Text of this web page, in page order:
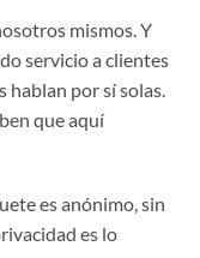
mismos. Y
servicio a clientes
hablan por sí solas.
que aquí
es anónimo, sin
es lo